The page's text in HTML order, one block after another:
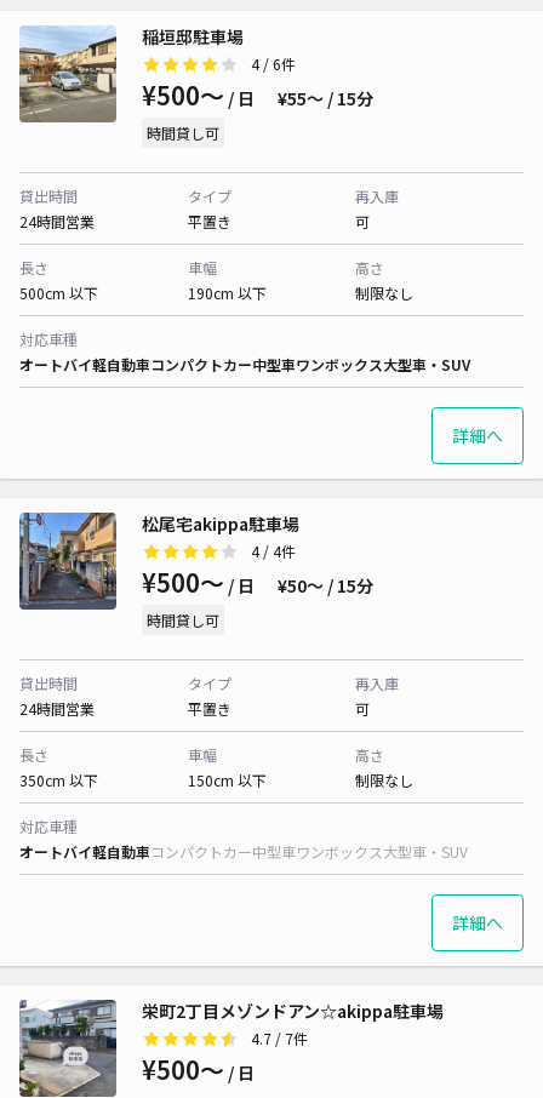
稲垣邸駐車場
4/ 6件
¥500〜 / 日 ¥55〜 / 15分
時間貸し可
貸出時間
24時間営業
タイプ
平置き
再入庫
可
長さ
500cm 以下
車幅
190cm 以下
高さ
制限なし
対応車種
オートバイ軽自動車コンパクトカー中型車ワンボックス大型車・SUV
詳細へ
松尾宅akippa駐車場
4/ 4件
¥500〜 / 日 ¥50〜 / 15分
時間貸し可
貸出時間
24時間営業
タイプ
平置き
再入庫
可
長さ
350cm 以下
車幅
150cm 以下
高さ
制限なし
対応車種
オートバイ軽自動車コンパクトカー中型車ワンボックス大型車・SUV
詳細へ
栄町2丁目メゾンドアン☆akippa駐車場
4.7 / 7件
¥500〜 / 日